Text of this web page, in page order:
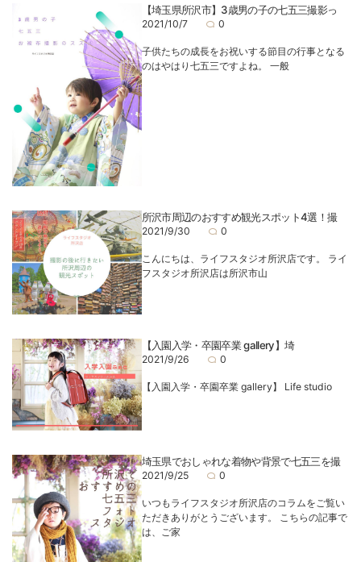
【埼玉県所沢市】3歳男の子の七五三撮影っ
2021/10/7 0
子供たちの成長をお祝いする節目の行事となる
のはやはり七五三ですよね。 一般
所沢市周辺のおすすめ観光スポット4選！撮
2021/9/30 0
こんにちは、ライフスタジオ所沢店です。 ライ
フスタジオ所沢店は所沢市山
【入園入学・卒園卒業 gallery】埼
2021/9/26 0
【入園入学・卒園卒業 gallery】 Life studio
埼玉県でおしゃれな着物や背景で七五三を撮
2021/9/25 0
いつもライフスタジオ所沢店のコラムをご覧い
ただきありがとうございます。 こちらの記事で
は、ご家